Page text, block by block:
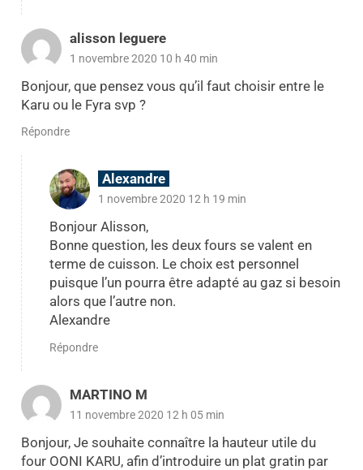
alisson leguere
1 novembre 2020 10 h 40 min
Bonjour, que pensez vous qu’il faut choisir entre le
Karu ou le Fyra svp ?
Répondre
Alexandre
1 novembre 2020 12 h 19 min
Bonjour Alisson,
Bonne question, les deux fours se valent en
terme de cuisson. Le choix est personnel
puisque l’un pourra être adapté au gaz si besoin
alors que l’autre non.
Alexandre
Répondre
MARTINO M
11 novembre 2020 12 h 05 min
Bonjour, Je souhaite connaître la hauteur utile du
four OONI KARU, afin d’introduire un plat gratin par